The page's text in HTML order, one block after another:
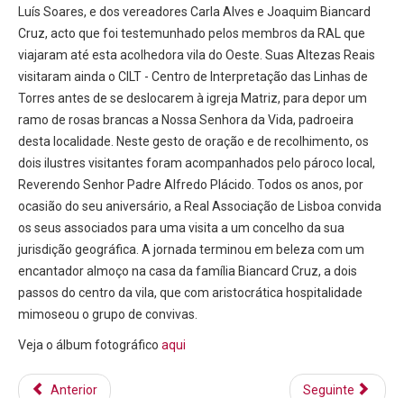
Luís Soares, e dos vereadores Carla Alves e Joaquim Biancard
Cruz, acto que foi testemunhado pelos membros da RAL que
viajaram até esta acolhedora vila do Oeste. Suas Altezas Reais
visitaram ainda o CILT - Centro de Interpretação das Linhas de
Torres antes de se deslocarem à igreja Matriz, para depor um
ramo de rosas brancas a Nossa Senhora da Vida, padroeira
desta localidade. Neste gesto de oração e de recolhimento, os
dois ilustres visitantes foram acompanhados pelo pároco local,
Reverendo Senhor Padre Alfredo Plácido. Todos os anos, por
ocasião do seu aniversário, a Real Associação de Lisboa convida
os seus associados para uma visita a um concelho da sua
jurisdição geográfica. A jornada terminou em beleza com um
encantador almoço na casa da família Biancard Cruz, a dois
passos do centro da vila, que com aristocrática hospitalidade
mimoseou o grupo de convivas.
Veja o álbum fotográfico aqui
Anterior Seguinte